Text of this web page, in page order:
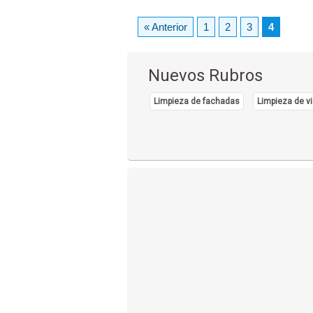
« Anterior 1 2 3 4
Nuevos Rubros
Limpieza de fachadas Limpieza de